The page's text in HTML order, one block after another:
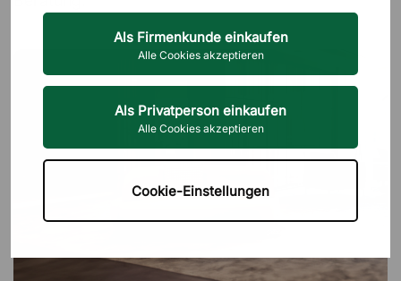
Als Firmenkunde einkaufen
Alle Cookies akzeptieren
Als Privatperson einkaufen
Alle Cookies akzeptieren
Cookie-Einstellungen